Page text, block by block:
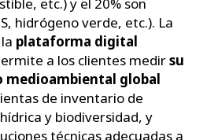
etc.) y el 20% son
hidrógeno verde, etc.). La
plataforma digital
a los clientes medirsu
global
de inventario de
y biodiversidad, y
técnicas adecuadas a